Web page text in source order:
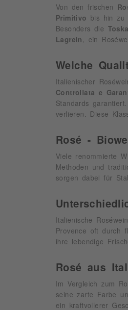
Von den frischen
Primitivo
bis hin zu
Besonders die
Lagrein
, ein
Welche
Italienischer
Controllata e
Standards
verlieren. Diese
Rosé -
Viele renommierte
Methoden und
sorgen dabei für
Italienische
Provence oft durch
ihre lebendige
Rosé aus
Im Vergleich zum
seine zarte Farbe
ein kraftvollerer